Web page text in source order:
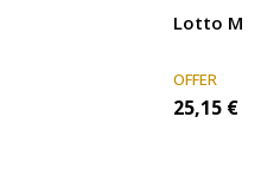
Lotto
OFFER
25,15 €